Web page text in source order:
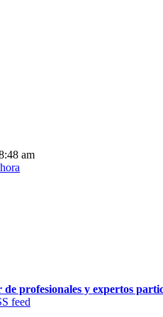
am
de profesionales y expertos